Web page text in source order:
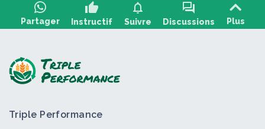
Partager
thumb_up
Instructif
notifications
Suivre
forum
Discussions Plus
Triple Performance